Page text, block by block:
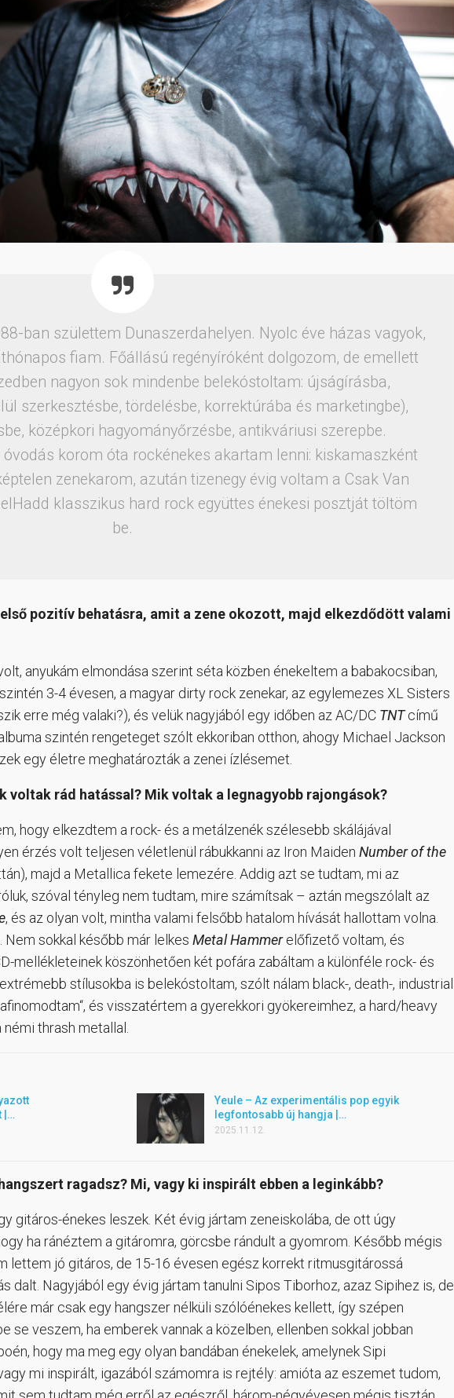
ban születtem Dunaszerdahelyen. Nyolc éve házas vagyok,
fiam. Főállású regényíróként dolgozom, de emellett
nagyon sok mindenbe belekóstoltam: újságírásba,
szerkesztésbe, tördelésbe, korrektúrába és marketingbe),
középkori hagyományőrzésbe, antikváriusi szerepbe.
korom óta rockénekes akartam lenni: kiskamaszként
zenekarom, azután tizenegy évig voltam a Csak Van
klasszikus hard rock együttes énekesi posztját töltöm
be.
pozitív behatásra, amit a zene okozott, majd elkezdődött valami
anyukám elmondása szerint séta közben énekeltem a babakocsiban,
3-4 évesen, a magyar dirty rock zenekar, az egylemezes XL Sisters
erre még valaki?), és velük nagyjából egy időben az AC/DC TNTcímű
szintén rengeteget szólt ekkoriban otthon, ahogy Michael Jackson
egy életre meghatározták a zenei ízlésemet.
voltak rád hatással? Mik voltak a legnagyobb rajongások?
hogy elkezdtem a rock- és a metálzenék szélesebb skálájával
érzés volt teljesen véletlenül rábukkanni az Iron Maiden Number of the
majd a Metallica fekete lemezére. Addig azt se tudtam, mi az
szóval tényleg nem tudtam, mire számítsak – aztán megszólalt az
, és az olyan volt, mintha valami felsőbb hatalom hívását hallottam volna.
sokkal később már lelkes Metal Hammerelőfizető voltam, és
mellékleteinek köszönhetően két pofára zabáltam a különféle rock- és
stílusokba is belekóstoltam, szólt nálam black-, death-, industrial
és visszatértem a gyerekkori gyökereimhez, a hard/heavy
thrash metallal.
|…
Yeule – Az experimentális pop egyik
legfontosabb új hangja |…
2025.11.12.
ragadsz? Mi, vagy ki inspirált ebben a leginkább?
gitáros-énekes leszek. Két évig jártam zeneiskolába, de ott úgy
ha ránéztem a gitáromra, görcsbe rándult a gyomrom. Később mégis
lettem jó gitáros, de 15-16 évesen egész korrekt ritmusgitárossá
dalt. Nagyjából egy évig jártam tanulni Sipos Tiborhoz, azaz Sipihez is, de
már csak egy hangszer nélküli szólóénekes kellett, így szépen
se veszem, ha emberek vannak a közelben, ellenben sokkal jobban
hogy ma meg egy olyan bandában énekelek, amelynek Sipi
mi inspirált, igazából számomra is rejtély: amióta az eszemet tudom,